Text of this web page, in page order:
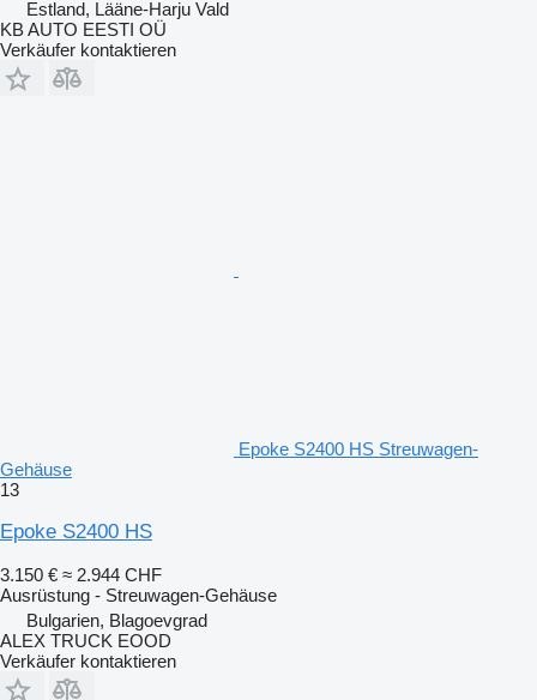
Estland, Lääne-Harju Vald
KB AUTO EESTI OÜ
Verkäufer kontaktieren
Epoke S2400 HS Streuwagen-
Gehäuse
13
Epoke S2400 HS
3.150 € ≈ 2.944 CHF
Ausrüstung - Streuwagen-Gehäuse
Bulgarien, Blagoevgrad
ALEX TRUCK EOOD
Verkäufer kontaktieren